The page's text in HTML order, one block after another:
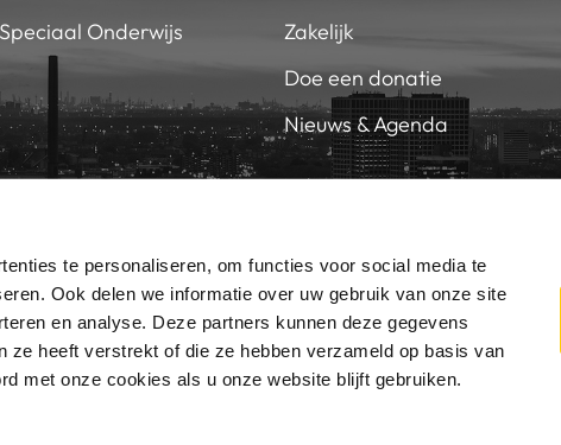
te personaliseren, om functies voor social media te
Ook delen we informatie over uw gebruik van onze site
en analyse. Deze partners kunnen deze gegevens
ze heeft verstrekt of die ze hebben verzameld op basis van
met onze cookies als u onze website blijft gebruiken.
Speciaal Onderwijs
Zakelijk
Doe een donatie
Nieuws & Agenda
JOUW TALENT
SKVR 2026